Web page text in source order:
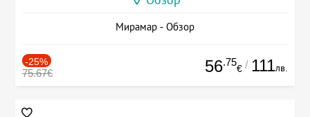
Мирамар - Обзор
-25%
75.67€ 56.75
€ / 111лв.